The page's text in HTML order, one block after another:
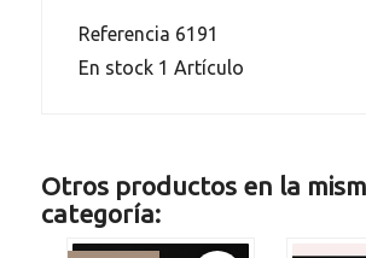
Referencia 6191
En stock 1 Artículo
Otros productos en la
categoría: